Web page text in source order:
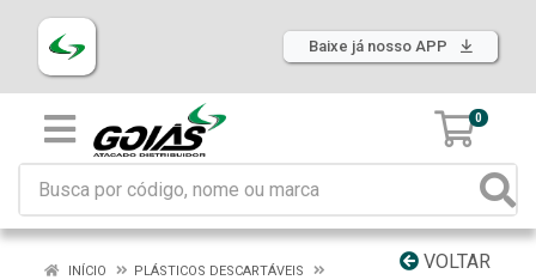
Baixe já nosso APP
0
VOLTAR
INÍCIO
PLÁSTICOS DESCARTÁVEIS